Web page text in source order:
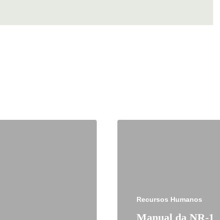
Recursos Humanos
Manual da NR-1